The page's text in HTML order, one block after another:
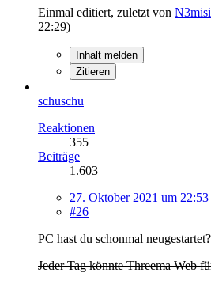
Einmal editiert, zuletzt von
22:29)
Inhalt melden
Zitieren
schuschu
Reaktionen
355
Beiträge
1.603
27. Oktober 2021 um 22:53
#26
PC hast du schonmal neugestartet?
Jeder Tag könnte Threema Web